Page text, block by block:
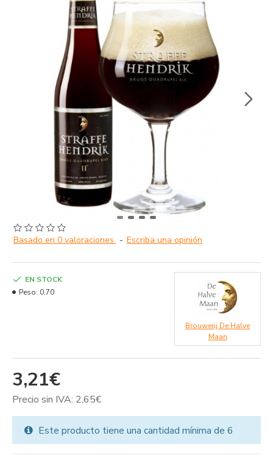
Basado en 0 valoraciones. - Escriba una opinión
3,21€
Precio sin IVA: 2,65€
EN STOCK
Peso: 0.70
Brouwerij De Halve
Maan
Este producto tiene una cantidad mínima de 6